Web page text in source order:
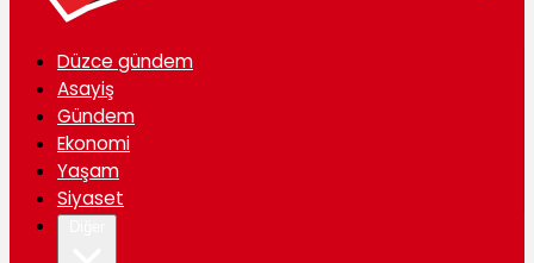
Düzce gündem
Asayiş
Gündem
Ekonomi
Yaşam
Siyaset